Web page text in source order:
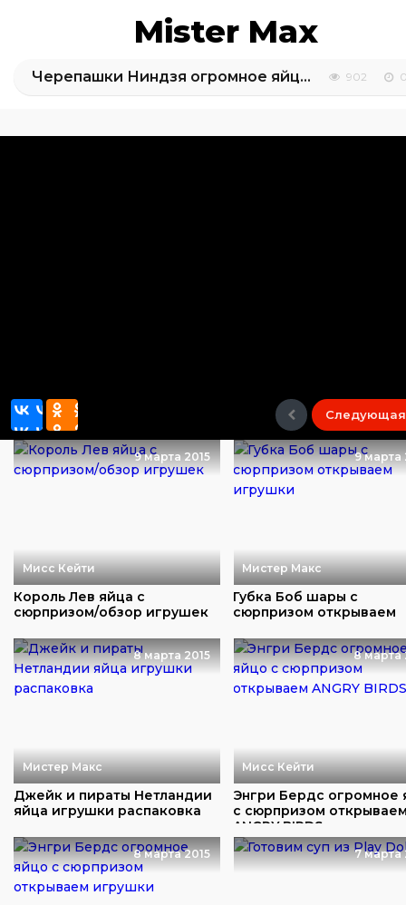
Mister Max
Черепашки Ниндзя огромное яйцо с сюрпризом открываем игрушки Giant surprise egg TMNT toys 902
Следующая
9 марта 2015
Мисс Кейти
Король Лев яйца с
сюрпризом/обзор игрушек
9 марта
Мистер Макс
Губка Боб шары с
сюрпризом открываем
8 марта 2015
Мистер Макс
Джейк и пираты Нетландии
яйца игрушки распаковка
8 марта
Мисс Кейти
Энгри Бердс огромное
с сюрпризом
ANGRY BIRDS
8 марта 2015 7 марта